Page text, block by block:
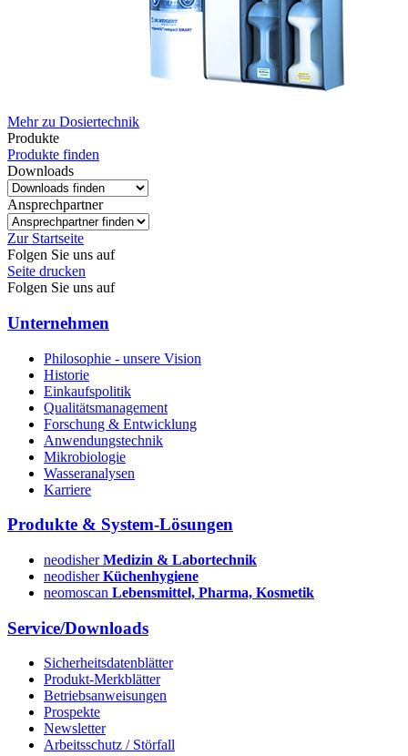
Mehr zu Dosiertechnik
Produkte
Produkte finden
Downloads
Ansprechpartner
Zur Startseite
Folgen Sie uns auf
Seite drucken
Folgen Sie uns auf
Unternehmen
Philosophie - unsere Vision
Historie
Einkaufspolitik
Qualitätsmanagement
Forschung & Entwicklung
Anwendungstechnik
Mikrobiologie
Wasseranalysen
Karriere
Produkte & System-Lösungen
neodisherMedizin & Labortechnik
neodisherKüchenhygiene
neomoscan Lebensmittel, Pharma, Kosmetik
Service/Downloads
Sicherheitsdatenblätter
Produkt-Merkblätter
Betriebsanweisungen
Prospekte
Newsletter
Arbeitsschutz / Störfall